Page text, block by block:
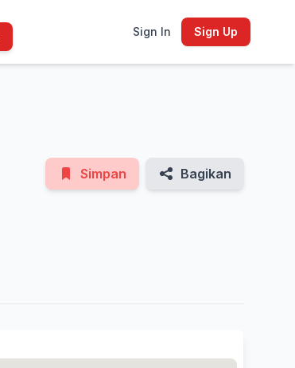
Sign In Sign Up
Simpan Bagikan